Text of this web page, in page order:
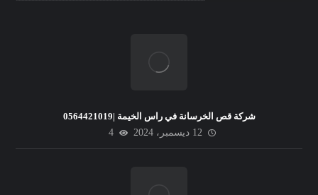
شركة قص الخرسانة في راس الخيمة |0564421019
12 ديسمبر، 2024
4